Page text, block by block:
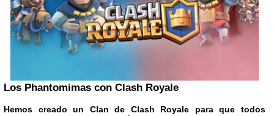
Los Phantomimas con Clash Royale
Hemos creado un Clan de Clash Royale para que todos